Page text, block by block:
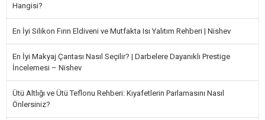
Hangisi?
En İyi Silikon Fırın Eldiveni ve Mutfakta Isı Yalıtım Rehberi | Nishev
En İyi Makyaj Çantası Nasıl Seçilir? | Darbelere Dayanıklı Prestige
İncelemesi – Nishev
Ütü Altlığı ve Ütü Teflonu Rehberi: Kıyafetlerin Parlamasını Nasıl
Önlersiniz?